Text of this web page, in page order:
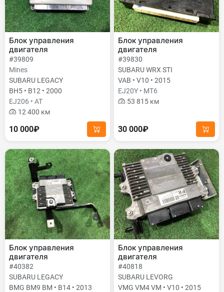
Блок управления
двигателя
#39809
Mines
SUBARU LEGACY
BH5 • B12 • 2000
EJ206 • AT
12 400 км
10 000₽
Блок управления
двигателя
#39830
SUBARU WRX STI
VAB • V10 • 2015
EJ20Y • MT6
53 815 км
30 000₽
Блок управления
двигателя
#40382
SUBARU LEGACY
BMG BM9 BM • B14 • 2013
Блок управления
двигателя
#40818
SUBARU LEVORG
VMG VM4 VM • V10 • 2015